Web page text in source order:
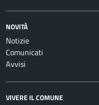
NOVITÀ
Notizie
Comunicati
Avvisi
VIVERE IL COMUNE